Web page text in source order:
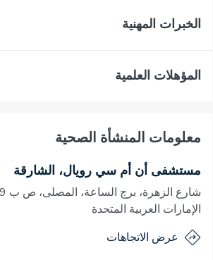
الخبرات المهنية
المؤهلات العلمية
معلومات المنشأة الصحية
مستشفى أن أم سي رويال، الشارقة
الإمارات العربية المتحدة
عرض الاتجاهات